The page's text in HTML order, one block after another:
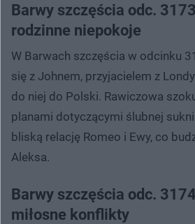
Barwy szczęścia odc.
rodzinne niepokoje
W Barwach szczęścia w odcinku
się z Johnem, przyjacielem z
do niej do Polski. Rawiczowa
planami dotyczącymi ślubnej
bliską relację Romeo i Ewy, co
Aleksa.
Barwy szczęścia odc.
miłosne konflikty